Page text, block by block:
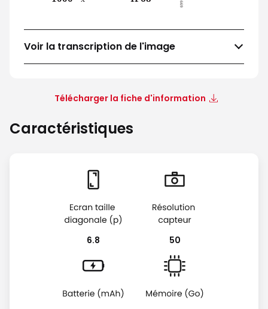
Voir la transcription de l'image
Télécharger la fiche d'information
Caractéristiques
6.8 50